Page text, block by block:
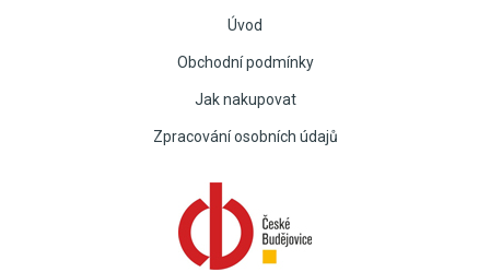
Úvod
Obchodní podmínky
Jak nakupovat
Zpracování osobních údajů